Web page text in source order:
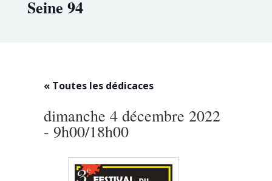
Seine 94
« Toutes les dédicaces
dimanche 4 décembre 2022
- 9h00/18h00